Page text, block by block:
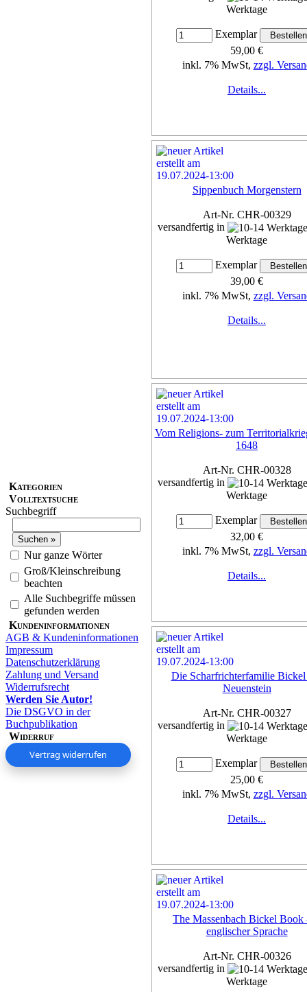
Kategorien
Volltextsuche
Suchbegriff
Nur ganze Wörter
Groß/Kleinschreibung
beachten
Alle Suchbegriffe müssen
gefunden werden
Kundeninformationen
AGB & Kundeninformationen
Impressum
Datenschutzerklärung
Zahlung und Versand
Widerrufsrecht
Werden Sie Autor!
Die DSGVO in der
Buchpublikation
Widerruf
Vertrag widerrufen
Werktage
Exemplar
59,00 €
inkl. 7% MwSt, zzgl.
Details...
Sippenbuch Morgenstern
Art-Nr. CHR-00329
versandfertig in
Werktage
Exemplar
39,00 €
inkl. 7% MwSt, zzgl.
Details...
Vom Religions- zum
1648
Art-Nr. CHR-00328
versandfertig in
Werktage
Exemplar
32,00 €
inkl. 7% MwSt, zzgl.
Details...
Die Scharfrichterfamilie Bickel
Neuenstein
Art-Nr. CHR-00327
versandfertig in
Werktage
Exemplar
25,00 €
inkl. 7% MwSt, zzgl.
Details...
The Massenbach Bickel Book
englischer Sprache
Art-Nr. CHR-00326
versandfertig in
Werktage